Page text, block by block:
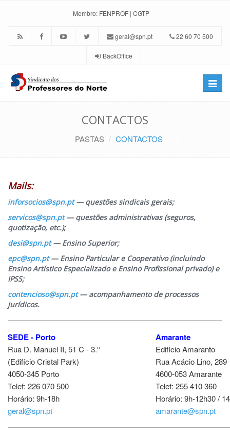
Membro: FENPROF | CGTP
geral@spn.pt 22 60 70 500
BackOffice
Toggle
CONTACTOS
PASTAS CONTACTOS
Mails:
inforsocios@spn.pt— questões sindicais gerais;
servicos@spn.pt— questões administrativas (seguros,
quotização, etc.);
desi@spn.pt— Ensino Superior;
epc@spn.pt— Ensino Particular e Cooperativo (incluindo
Ensino Artístico Especializado e Ensino Profissional privado) e
IPSS;
contencioso@spn.pt— acompanhamento de processos
jurídicos.
SEDE - Porto Amarante
Rua D. Manuel II, 51 C - 3.º
Edifício Amaranto
(Edifício Cristal Park)
Rua Acácio Lino, 289
4050-345 Porto
4600-053 Amarante
Telef: 226 070 500
Telef: 255 410 360
Horário: 9h-18h
Horário: 9h-12h30 /
geral@spn.pt
amarante@spn.pt